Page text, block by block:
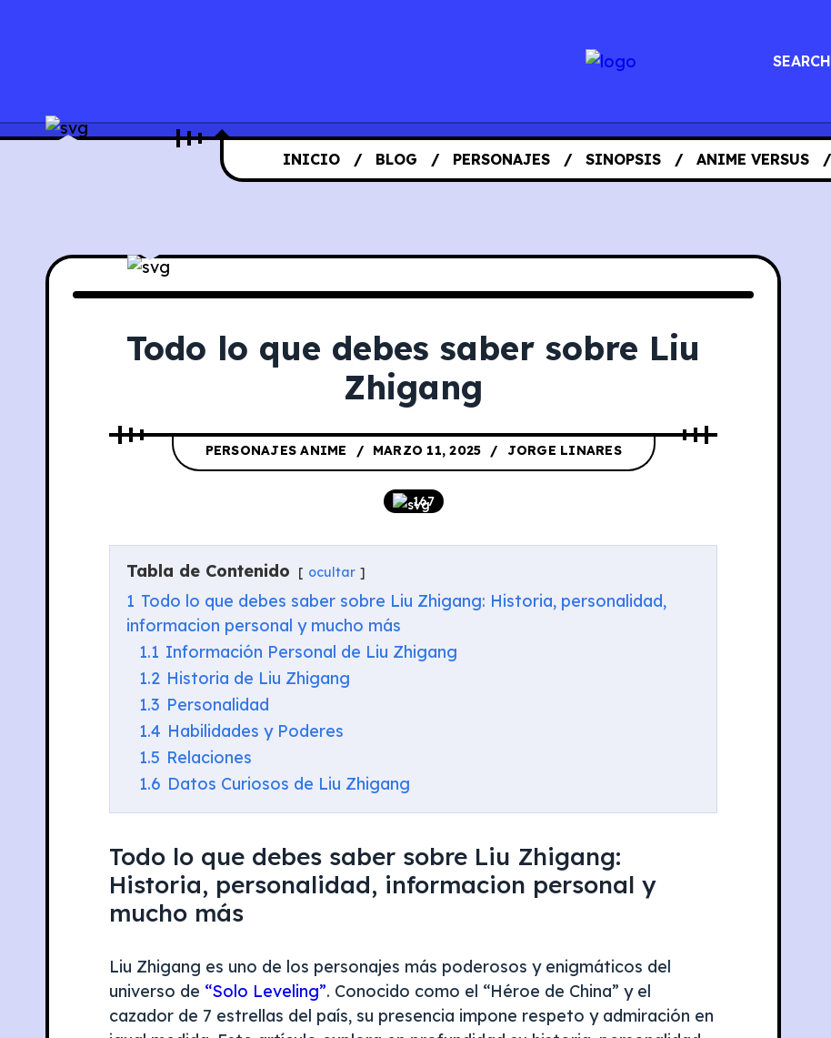
SEARCH
INICIO BLOG PERSONAJES SINOPSIS ANIME VERSUS
Todo lo que debes saber sobre Liu
Zhigang
PERSONAJES ANIME MARZO 11, 2025 JORGE LINARES
167
Tabla de Contenido ocultar
1 Todo lo que debes saber sobre Liu Zhigang: Historia, personalidad,
informacion personal y mucho más
1.1 Información Personal de Liu Zhigang
1.2 Historia de Liu Zhigang
1.3 Personalidad
1.4 Habilidades y Poderes
1.5 Relaciones
1.6 Datos Curiosos de Liu Zhigang
Todo lo que debes saber sobre Liu Zhigang:
Historia, personalidad, informacion personal y
mucho más
Liu Zhigang es uno de los personajes más poderosos y enigmáticos del
universo de “Solo Leveling”. Conocido como el “Héroe de China” y el
cazador de 7 estrellas del país, su presencia impone respeto y admiración en